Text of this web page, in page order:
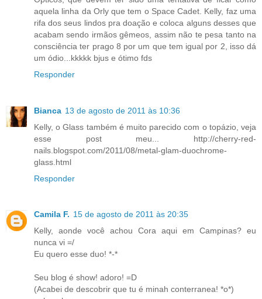
aquela linha da Orly que tem o Space Cadet. Kelly, faz uma
rifa dos seus lindos pra doação e coloca alguns desses que
acabam sendo irmãos gêmeos, assim não te pesa tanto na
consciência ter prago 8 por um que tem igual por 2, isso dá
um ódio...kkkkk bjus e ótimo fds
Responder
Bianca 13 de agosto de 2011 às 10:36
Kelly, o Glass também é muito parecido com o topázio, veja
esse post meu... http://cherry-red-
nails.blogspot.com/2011/08/metal-glam-duochrome-
glass.html
Responder
Camila F. 15 de agosto de 2011 às 20:35
Kelly, aonde você achou Cora aqui em Campinas? eu
nunca vi =/
Eu quero esse duo! *-*
Seu blog é show! adoro! =D
(Acabei de descobrir que tu é minah conterranea! *o*)